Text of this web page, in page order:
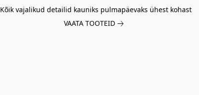
Kõik vajalikud detailid kauniks pulmapäevaks ühest kohast
VAATA TOOTEID